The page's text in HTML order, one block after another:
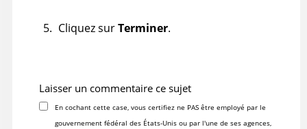
Cliquez surTerminer.
Laisser un commentaire ce sujet
En cochant cette case, vous certifiez ne PAS être employé par le
gouvernement fédéral des États-Unis ou par l'une de ses agences,